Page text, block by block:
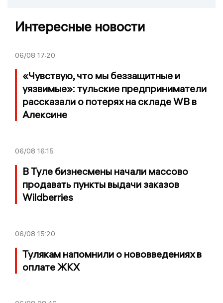
Интересные новости
06/08 17:20
«Чувствую, что мы беззащитные и
уязвимые»: тульские предприниматели
рассказали о потерях на складе WB в
Алексине
06/08 16:15
В Туле бизнесмены начали массово
продавать пункты выдачи заказов
Wildberries
06/08 15:20
Тулякам напомнили о нововведениях в
оплате ЖКХ